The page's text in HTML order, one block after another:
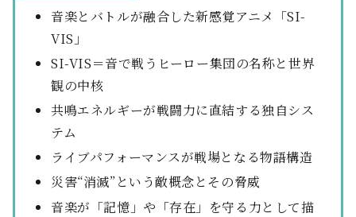
音楽とバトルが融合した新感覚アニメ「SI-
VIS」
SI-VIS＝音で戦うヒーロー集団の名称と世界
観の中核
共鳴エネルギーが戦闘力に直結する独自シス
テム
ライブパフォーマンスが戦場となる物語構造
災害“消滅”という敵概念とその脅威
音楽が「記憶」や「存在」を守る力として描